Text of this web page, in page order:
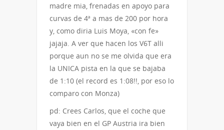
madre mia, frenadas en apoyo para
curvas de 4ª a mas de 200 por hora
y, como diria Luis Moya, «con fe»
jajaja. A ver que hacen los V6T alli
porque aun no se me olvida que era
la UNICA pista en la que se bajaba
de 1:10 (el record es 1:08!!, por eso lo
comparo con Monza)
pd: Crees Carlos, que el coche que
vaya bien en el GP Austria ira bien